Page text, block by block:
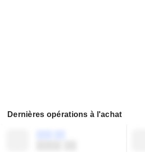
Dernières opérations à l'achat